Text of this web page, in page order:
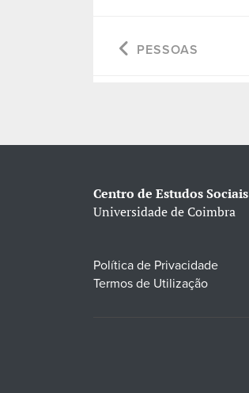
PESSOAS
Centro de Estudos Sociais
Universidade de Coimbra
Política de Privacidade
Termos de Utilização